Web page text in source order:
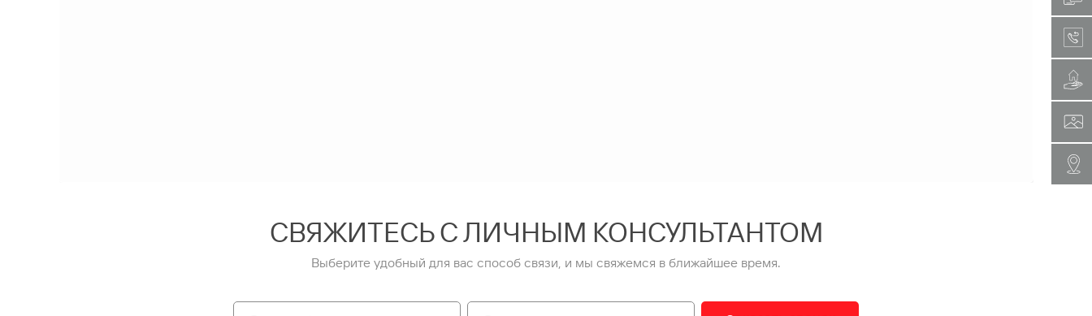
СВЯЖИТЕСЬ С ЛИЧНЫМ КОНСУЛЬТАНТОМ
Выберите удобный для вас способ связи, и мы свяжемся в ближайшее время.